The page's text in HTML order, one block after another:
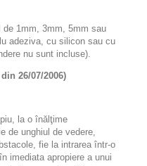
de 1mm, 3mm, 5mm sau
adeziva, cu silicon sau cu
nu sunt incluse).
26/07/2006)
la o înălţime
de unghiul de vedere,
fie la intrarea într-o
imediata apropiere a unui